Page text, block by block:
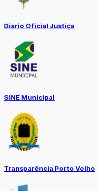
Diario Oficial Justiça
SINE Municipal
Transparência Porto Velho